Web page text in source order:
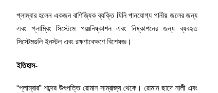
প্লাম্বার হলেন একজন বাণিজ্যিক ব্যক্তি যিনি পানযোগ্য পানীয় জলের জন্য
এবং প্লাম্বিং সিস্টেমে পয়ঃনিষ্কাশন এবং নিষ্কাশনের জন্য ব্যবহৃত
সিস্টেমগুলি ইনস্টল এবং রক্ষণাবেক্ষণে বিশেষজ্ঞ।
ইতিহাস-
“প্লাম্বার” শব্দের উৎপত্তি রোমান সাম্রাজ্য থেকে।রোমান ছাদে নালী এবং